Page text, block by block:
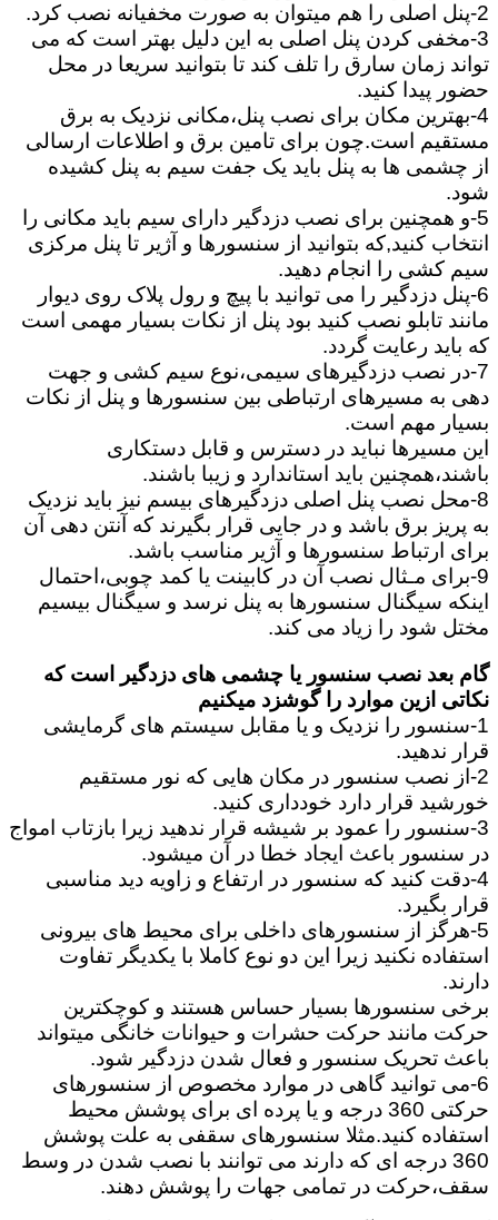
2-پنل اصلی را هم میتوان به صورت مخفیانه نصب کرد.
3-مخفی کردن پنل اصلی به این دلیل بهتر است که می
تواند زمان سارق را تلف کند تا بتوانید سریعا در محل
حضور پیدا کنید.
4-بهترین مکان برای نصب پنل،مکانی نزدیک به برق
مستقیم است.چون برای تامین برق و اطلاعات ارسالی
از چشمی ها به پنل باید یک جفت سیم به پنل کشیده
شود.
5-و همچنین برای نصب دزدگیر دارای سیم باید مکانی را
انتخاب کنید,که بتوانید از سنسورها و آژیر تا پنل مرکزی
سیم کشی را انجام دهید.
6-پنل دزدگیر را می توانید با پیچ و رول پلاک روی دیوار
مانند تابلو نصب کنید بود پنل از نکات بسیار مهمی است
که باید رعایت گردد.
7-در نصب دزدگیرهای سیمی،نوع سیم کشی و جهت
دهی به مسیرهای ارتباطی بین سنسورها و پنل از نکات
بسیار مهم است.
این مسیرها نباید در دسترس و قابل دستکاری
باشند،همچنین باید استاندارد و زیبا باشند.
8-محل نصب پنل اصلی دزدگیرهای بیسم نیز باید نزدیک
به پریز برق باشد و در جایی قرار بگیرند که آنتن دهی آن
برای ارتباط سنسورها و آژیر مناسب باشد.
9-برای مـثال نصب آن در کابینت یا کمد چوبی،احتمال
اینکه سیگنال سنسورها به پنل نرسد و سیگنال بیسیم
مختل شود را زیاد می کند.
گام بعد نصب سنسور یا چشمی های دزدگیر است که
نکاتی ازین موارد را گوشزد میکنیم
1-سنسور را نزدیک و یا مقابل سیستم های گرمایشی
قرار ندهید.
2-از نصب سنسور در مکان هایی که نور مستقیم
خورشید قرار دارد خودداری کنید.
3-سنسور را عمود بر شیشه قرار ندهید زیرا بازتاب امواج
در سنسور باعث ایجاد خطا در آن میشود.
4-دقت کنید که سنسور در ارتفاع و زاویه دید مناسبی
قرار بگیرد.
5-هرگز از سنسورهای داخلی برای محیط های بیرونی
استفاده نکنید زیرا این دو نوع کاملا با یکدیگر تفاوت
دارند.
برخی سنسورها بسیار حساس هستند و کوچکترین
حرکت مانند حرکت حشرات و حیوانات خانگی میتواند
باعث تحریک سنسور و فعال شدن دزدگیر شود.
6-می توانید گاهی در موارد مخصوص از سنسورهای
حرکتی 360 درجه و یا پرده ای برای پوشش محیط
استفاده کنید.مثلا سنسورهای سقفی به علت پوشش
360 درجه ای که دارند می توانند با نصب شدن در وسط
سقف،حرکت در تمامی جهات را پوشش دهند.